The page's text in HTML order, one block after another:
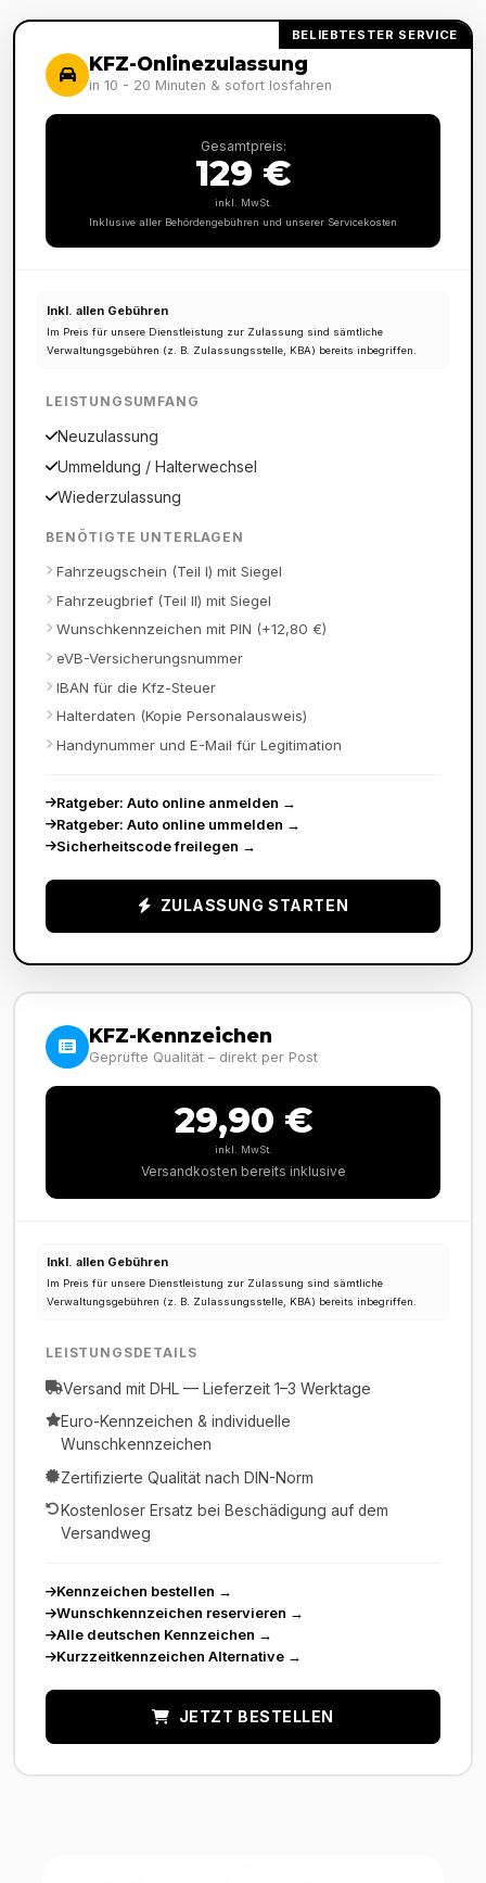
BELIEBTESTER SERVICE
KFZ-Onlinezulassung
in 10 - 20 Minuten & sofort losfahren
Gesamtpreis:
129 €
inkl. MwSt.
Inklusive aller Behördengebühren und unserer Servicekosten
Inkl. allen Gebühren
Im Preis für unsere Dienstleistung zur Zulassung sind sämtliche
Verwaltungsgebühren (z. B. Zulassungsstelle, KBA) bereits inbegriffen.
LEISTUNGSUMFANG
Neuzulassung
Ummeldung / Halterwechsel
Wiederzulassung
BENÖTIGTE UNTERLAGEN
Fahrzeugschein (Teil I) mit Siegel
Fahrzeugbrief (Teil II) mit Siegel
Wunschkennzeichen mit PIN (+12,80 €)
eVB-Versicherungsnummer
IBAN für die Kfz-Steuer
Halterdaten (Kopie Personalausweis)
Handynummer und E-Mail für Legitimation
Ratgeber: Auto online anmelden →
Ratgeber: Auto online ummelden →
Sicherheitscode freilegen →
ZULASSUNG STARTEN
KFZ-Kennzeichen
Geprüfte Qualität – direkt per Post
29,90 €
inkl. MwSt.
Versandkosten bereits inklusive
Inkl. allen Gebühren
Im Preis für unsere Dienstleistung zur Zulassung sind sämtliche
Verwaltungsgebühren (z. B. Zulassungsstelle, KBA) bereits inbegriffen.
LEISTUNGSDETAILS
Versand mit DHL — Lieferzeit 1–3 Werktage
Euro-Kennzeichen & individuelle
Wunschkennzeichen
Zertifizierte Qualität nach DIN-Norm
Kostenloser Ersatz bei Beschädigung auf dem
Versandweg
Kennzeichen bestellen →
Wunschkennzeichen reservieren →
Alle deutschen Kennzeichen →
Kurzzeitkennzeichen Alternative →
JETZT BESTELLEN